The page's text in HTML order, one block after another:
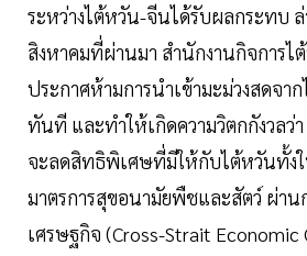
ระหว่างไต้หวัน-จีนได้รับผลกระทบ
สิงหาคมที่ผ่านมา สำนักงานกิจการไ
ประกาศห้ามการนำเข้ามะม่วงสดจา
ทันที และทำให้เกิดความวิตกกังวลว่
จะลดสิทธิพิเศษที่มีให้กับไต้หวันทั้ง
มาตรการสุขอนามัยพืชและสัตว์ ผ่าน
เศรษฐกิจ (Cross-Strait Economic